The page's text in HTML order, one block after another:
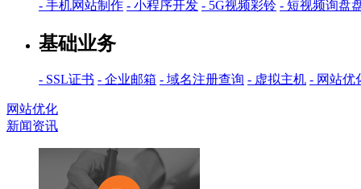
- 手机网站制作 - 小程序开发 - 5G视频彩铃 - 短视频询盘
基础业务
- SSL证书 - 企业邮箱 - 域名注册查询 - 虚拟主机 - 网站优
网站优化
新闻资讯